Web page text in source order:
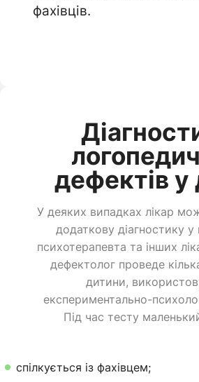
фахівців.
дефектів у
У деяких випадках лікар
додаткову діагностику у
психотерапевта та інших
дефектолог проведе
дитини,
експериментально-
Під час тесту
спілкується із фахівцем;